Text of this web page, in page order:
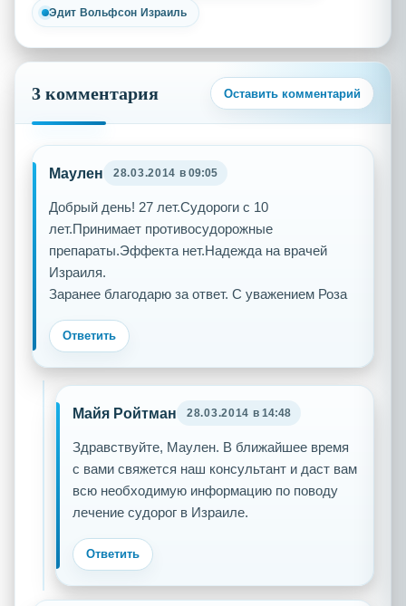
Эдит Вольфсон Израиль
3 комментария Оставить комментарий
Маулен 28.03.2014 в 09:05
Добрый день! 27 лет.Судороги с 10
лет.Принимает противосудорожные
препараты.Эффекта нет.Надежда на врачей
Израиля.
Заранее благодарю за ответ. С уважением Роза
Ответить
Майя Ройтман 28.03.2014 в 14:48
Здравствуйте, Маулен. В ближайшее время
с вами свяжется наш консультант и даст вам
всю необходимую информацию по поводу
лечение судорог в Израиле.
Ответить